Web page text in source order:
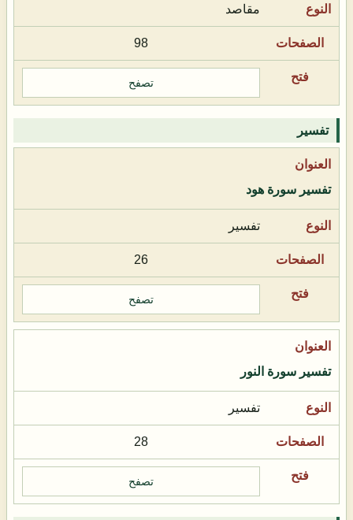
مقاصد
98
تصفح
تفسير
تفسير سورة هود
تفسير
26
تصفح
تفسير سورة النور
تفسير
28
تصفح